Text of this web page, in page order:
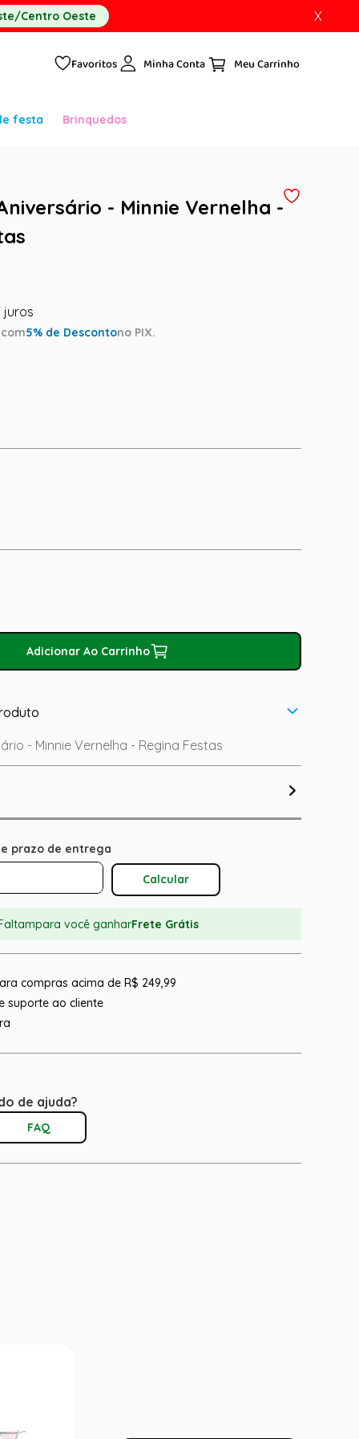
Centro Oeste X
Favoritos Minha Conta
festa Brinquedos
- Minnie Vernelha -
com5% de Descontono PIX.
Adicionar Ao Carrinho
- Minnie Vernelha - Regina Festas
Calcular O Frete
para você ganharFrete Grátis
compras acima de R$ 249,99
suporte ao cliente
de ajuda?
FAQ